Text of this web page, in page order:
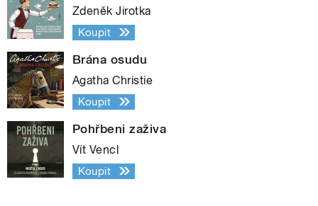
Zdeněk Jirotka
Koupit
Brána osudu
Agatha Christie
Koupit
Pohřbeni zaživa
Vít Vencl
Koupit